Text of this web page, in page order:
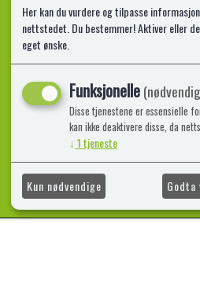
Her kan du vurdere og tilpasse
nettstedet. Du bestemmer! Aktiver eller
eget ønske.
Funksjonelle
Disse tjenestene er essensielle
kan ikke deaktivere disse, da
↓ 1tjeneste
Kun nødvendige